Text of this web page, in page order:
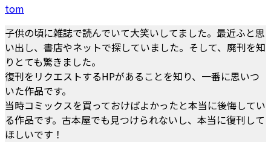
tom
子供の頃に雑誌で読んでいて大笑いしてました。最近ふと思
い出し、書店やネットで探していました。そして、廃刊を知
りとても驚きました。
復刊をリクエストするHPがあることを知り、一番に思いつ
いた作品です。
当時コミックスを買っておけばよかったと本当に後悔してい
る作品です。古本屋でも見つけられないし、本当に復刊して
ほしいです！